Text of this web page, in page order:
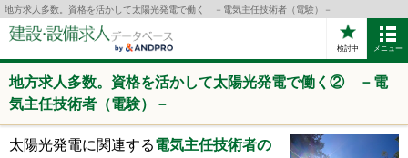
地方求人多数。資格を活かして太陽光発電で働く －電気主任技術者（電験）－
検討中 メニュー
地方求人多数。資格を活かして太陽光発電で働く② －電
気主任技術者（電験）－
太陽光発電に関連する電気主任技術者の